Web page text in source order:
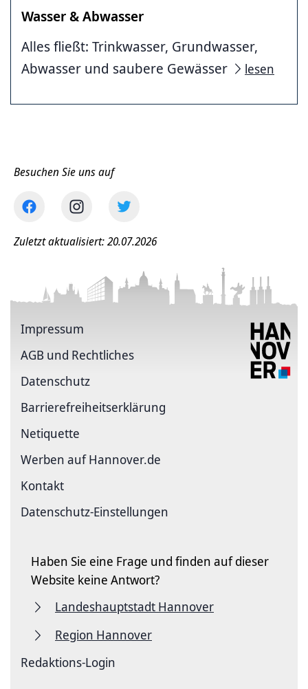
Wasser & Abwasser
Alles fließt: Trinkwasser, Grundwasser,
Abwasser und saubere Gewässer
lesen
Besuchen Sie uns auf
Zuletzt aktualisiert: 20.07.2026
Impressum
AGB und Rechtliches
Datenschutz
Barriere­freiheits­erklärung
Netiquette
Werben auf Hannover.de
Kontakt
Datenschutz-Einstellungen
Haben Sie eine Frage und finden auf dieser
Website keine Antwort?
Landeshauptstadt Hannover
Region Hannover
Redaktions-Login